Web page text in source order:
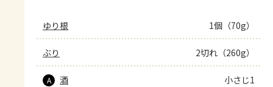
ゆり根 1個（70g）
ぶり 2切れ（260g）
A 酒 小さじ1